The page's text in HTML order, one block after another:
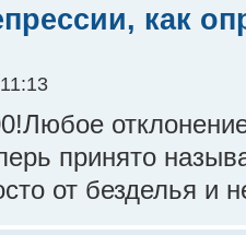
как
принято
от безделья и